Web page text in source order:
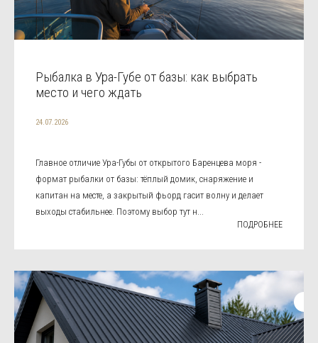
Рыбалка в Ура-Губе от базы: как выбрать
место и чего ждать
24.07.2026
Главное отличие Ура-Губы от открытого Баренцева моря -
формат рыбалки от базы: тёплый домик, снаряжение и
капитан на месте, а закрытый фьорд гасит волну и делает
выходы стабильнее. Поэтому выбор тут н...
ПОДРОБНЕЕ